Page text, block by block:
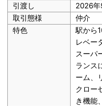
引渡し
2026
取引態様
仲介
特色
駅から
レベー
スーパ
ランス
ーム、
クロー
き機能